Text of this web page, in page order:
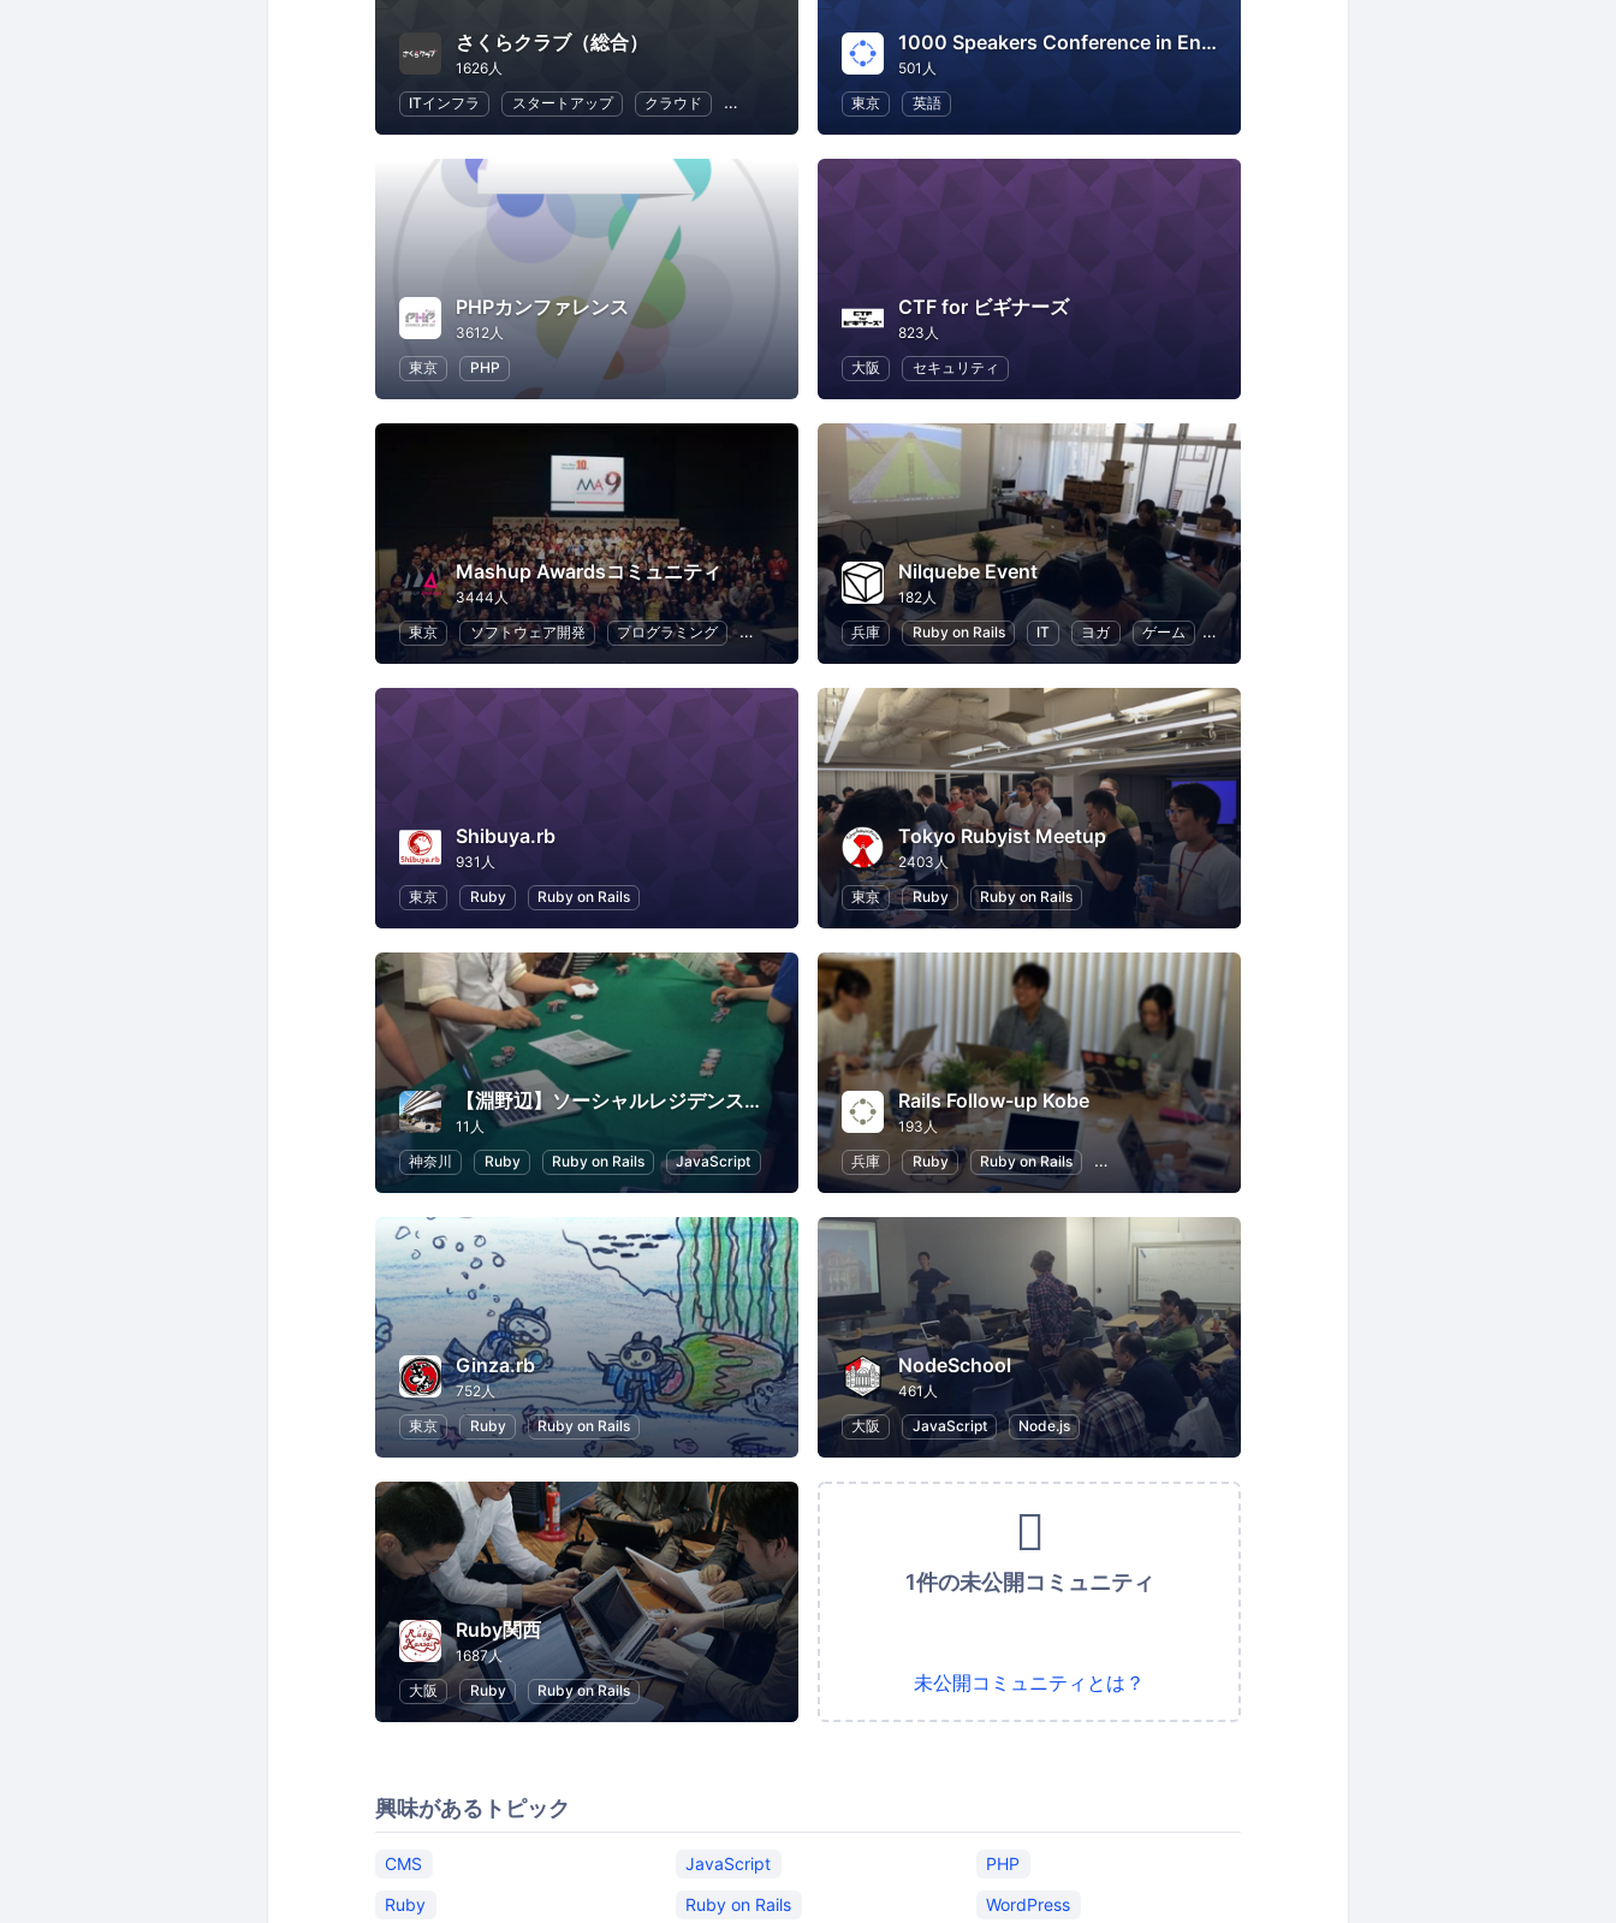
さくらクラブ（総合）
1626人
ITインフラ
スタートアップ クラウド 地域経済と地域社会 DX
1000 Speakers Conference in English
501人
東京
英語
PHPカンファレンス
3612人
東京
PHP
CTF for ビギナーズ
823人
大阪
セキュリティ
Mashup Awardsコミュニティ
3444人
東京
ソフトウェア開発 プログラミング ハッカソン
Nilquebe Event
182人
兵庫
Ruby on Rails IT ヨガ ゲーム 手作り・クラフト
Shibuya.rb
931人
東京
Ruby Ruby on Rails
Tokyo Rubyist Meetup
2403人
東京
Ruby Ruby on Rails
【淵野辺】ソーシャルレジデンス相模原 ゲーム会&勉強会
11人
神奈川
Ruby Ruby on Rails JavaScript
Rails Follow-up Kobe
193人
兵庫
Ruby Ruby on Rails ソフトウェア開発
Ginza.rb
752人
東京
Ruby Ruby on Rails
NodeSchool
461人
大阪
JavaScript Node.js
Ruby関西
1687人
大阪
Ruby Ruby on Rails
1件の未公開コミュニティ
未公開コミュニティとは？
興味があるトピック
CMS JavaScript
PHP
Ruby
Ruby on Rails WordPress